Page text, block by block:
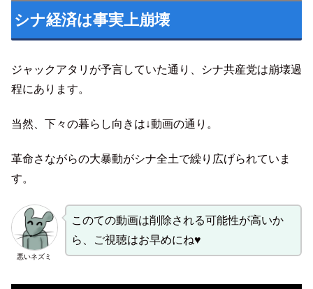
シナ経済は事実上崩壊
ジャックアタリが予言していた通り、シナ共産党は崩壊過
程にあります。
当然、下々の暮らし向きは↓動画の通り。
革命さながらの大暴動がシナ全土で繰り広げられていま
す。
悪いネズミ
このての動画は削除される可能性が高いか
ら、ご視聴はお早めにね♥